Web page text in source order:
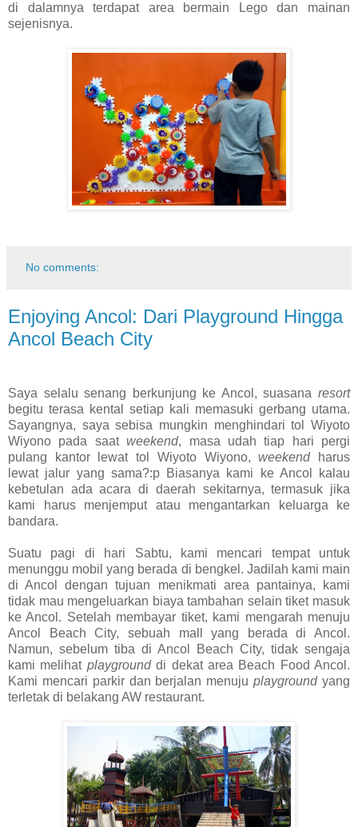
di dalamnya terdapat area bermain Lego dan mainan
sejenisnya.
No comments:
Enjoying Ancol: Dari Playground Hingga
Ancol Beach City
Saya selalu senang berkunjung ke Ancol, suasana resort
begitu terasa kental setiap kali memasuki gerbang utama.
Sayangnya, saya sebisa mungkin menghindari tol Wiyoto
Wiyono pada saatweekend, masa udah tiap hari pergi
pulang kantor lewat tol Wiyoto Wiyono,weekendharus
lewat jalur yang sama?:p Biasanya kami ke Ancol kalau
kebetulan ada acara di daerah sekitarnya, termasuk jika
kami harus menjemput atau mengantarkan keluarga ke
bandara.
Suatu pagi di hari Sabtu, kami mencari tempat untuk
menunggu mobil yang berada di bengkel. Jadilah kami main
di Ancol dengan tujuan menikmati area pantainya, kami
tidak mau mengeluarkan biaya tambahan selain tiket masuk
ke Ancol. Setelah membayar tiket, kami mengarah menuju
Ancol Beach City, sebuah mall yang berada di Ancol.
Namun, sebelum tiba di Ancol Beach City, tidak sengaja
kami melihat playgrounddi dekat area Beach Food Ancol.
Kami mencari parkir dan berjalan menujuplaygroundyang
terletak di belakang AW restaurant.